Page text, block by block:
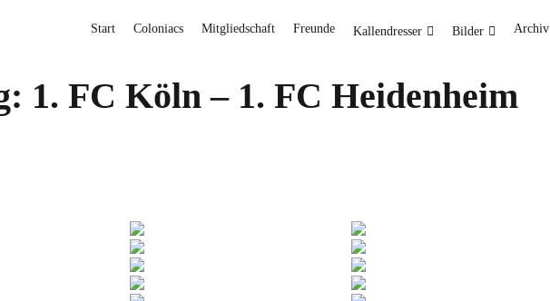
Start Coloniacs Mitgliedschaft Freunde Kallendresser Bilder Archiv
1. FC Köln – 1. FC Heidenheim